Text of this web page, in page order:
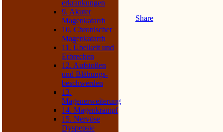
erkrankungen
9. Akuter
Magenkatarrh
10. Chronischer
Magenkatarrh
11. Übelkeit und
Erbrechen
12. Aufstoßen
und Blähungs­
beschwerden
13.
Magenerweiterung
14. Magenkrampf
15. Nervöse
Dyspepsie
Share